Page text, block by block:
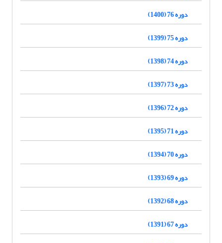
دوره 76 (1400)
دوره 75 (1399)
دوره 74 (1398)
دوره 73 (1397)
دوره 72 (1396)
دوره 71 (1395)
دوره 70 (1394)
دوره 69 (1393)
دوره 68 (1392)
دوره 67 (1391)